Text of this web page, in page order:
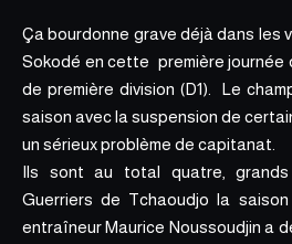
Ça bourdonne grave déjà dans les
Sokodé en cette première journée
de première division (D1). Le
saison avec la suspension de
un sérieux problème de capitanat.
Ils sont au total quatre,
Guerriers de Tchaoudjo la
entraîneur Maurice Noussoudjin a